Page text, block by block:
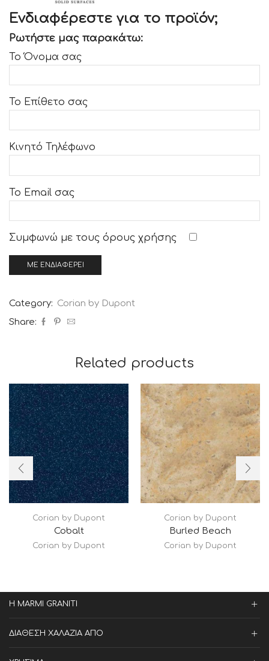
Ενδιαφέρεστε για το προϊόν;
Ρωτήστε μας παρακάτω:
Το Όνομα σας
Το Επίθετο σας
Κινητό Τηλέφωνο
Το Email σας
Συμφωνώ με τους όρους χρήσης
Category: Corian by Dupont
Share:
Related products
Corian by Dupont
Cobalt
Corian by Dupont
Corian by Dupont
Burled Beach
Corian by Dupont
Η MARMI GRANITI
ΔΙΑΘΕΣΗ ΧΑΛΑΖΙΑ ΑΠΟ